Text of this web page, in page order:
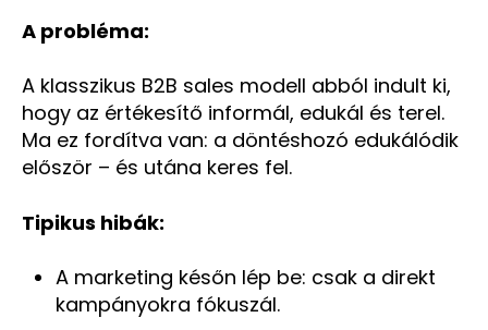
A probléma:
A klasszikus B2B sales modell abból indult ki,
hogy az értékesítő informál, edukál és terel.
Ma ez fordítva van: a döntéshozó edukálódik
először – és utána keres fel.
Tipikus hibák:
A marketing későn lép be: csak a direkt
kampányokra fókuszál.